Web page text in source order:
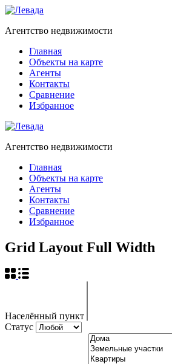
Агентство недвижимости
Главная
Объекты на карте
Агенты
Контакты
Сравнение
Избранное
Агентство недвижимости
Главная
Объекты на карте
Агенты
Контакты
Сравнение
Избранное
Grid Layout Full Width
Населённый пункт
Статус